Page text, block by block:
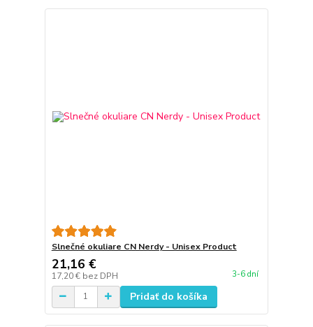
Slnečné okuliare CN Nerdy - Unisex Product
21,16 €
17,20 € bez DPH 3-6 dní
Pridať do košíka